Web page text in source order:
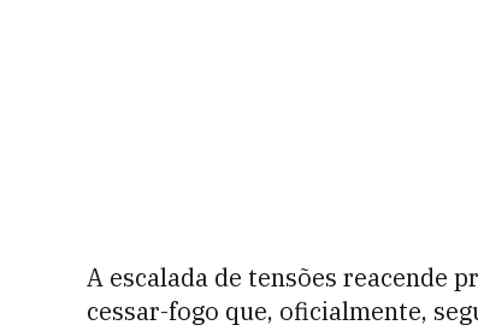
A escalada de tensões reacende
cessar-fogo que, oficialmente,